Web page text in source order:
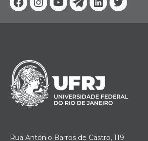
Facebook
Instagram
YoutubeTelegram
Linkedin
Twitter
Rua Antônio Barros de Castro, 119